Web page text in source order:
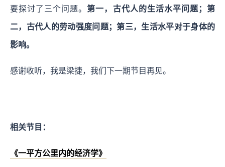
要探讨了三个问题。第一，古代人的生活水平问题；第
二，古代人的劳动强度问题；第三，生活水平对于身体的
影响。
感谢收听，我是梁捷，我们下一期节目再见。
相关节目：
《一平方公里内的经济学》